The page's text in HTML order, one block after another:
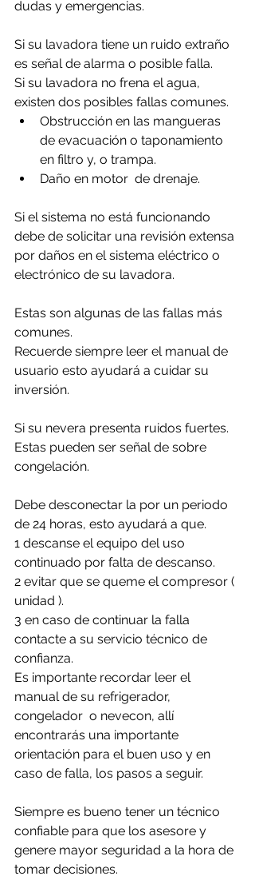
dudas y emergencias.
Si su lavadora tiene un ruido extraño
es señal de alarma o posible falla.
Si su lavadora no frena el agua,
existen dos posibles fallas comunes.
Obstrucción en las mangueras
de evacuación o taponamiento
en filtro y, o trampa.
Daño en motor  de drenaje.
Si el sistema no está funcionando
debe de solicitar una revisión extensa
por daños en el sistema eléctrico o
electrónico de su lavadora.
Estas son algunas de las fallas más
comunes.
Recuerde siempre leer el manual de
usuario esto ayudará a cuidar su
inversión.
Si su nevera presenta ruidos fuertes.
Estas pueden ser señal de sobre
congelación.
Debe desconectar la por un periodo
de 24 horas, esto ayudará a que.
1 descanse el equipo del uso
continuado por falta de descanso.
2 evitar que se queme el compresor (
unidad ).
3 en caso de continuar la falla
contacte a su servicio técnico de
confianza.
Es importante recordar leer el
manual de su refrigerador,
congelador  o nevecon, allí
encontrarás una importante
orientación para el buen uso y en
caso de falla, los pasos a seguir.
Siempre es bueno tener un técnico
confiable para que los asesore y
genere mayor seguridad a la hora de
tomar decisiones.